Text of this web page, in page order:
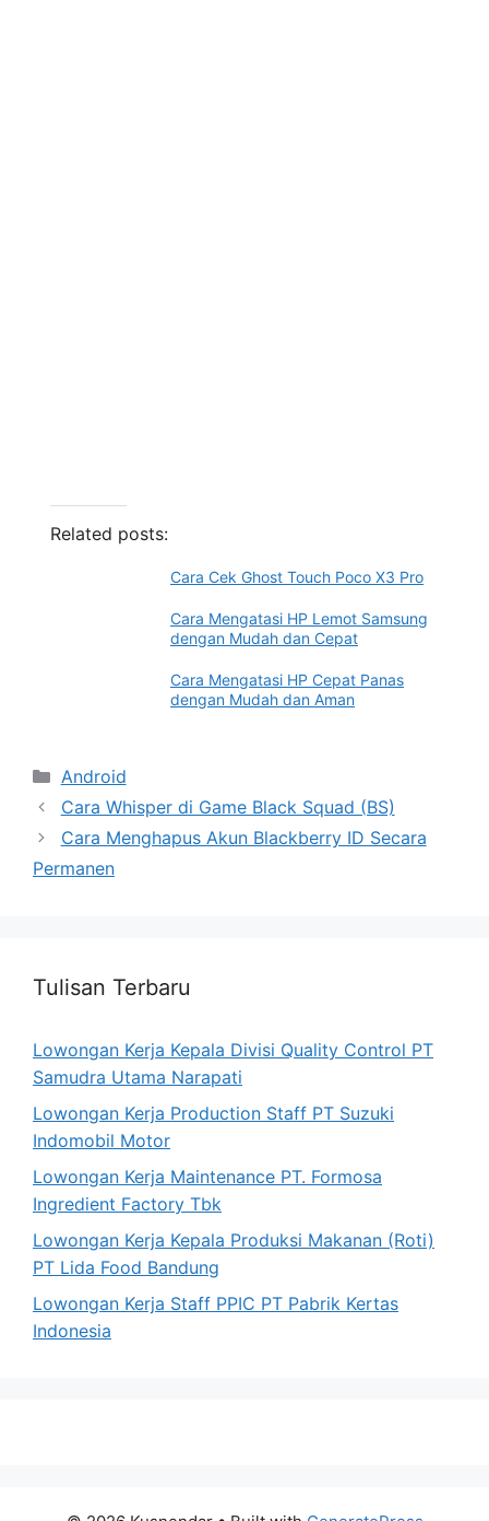
Related posts:
Cara Cek Ghost Touch Poco X3 Pro
Cara Mengatasi HP Lemot Samsung
dengan Mudah dan Cepat
Cara Mengatasi HP Cepat Panas
dengan Mudah dan Aman
Categories
Android
Cara Whisper di Game Black Squad (BS)
Cara Menghapus Akun Blackberry ID Secara
Permanen
Tulisan Terbaru
Lowongan Kerja Kepala Divisi Quality Control PT
Samudra Utama Narapati
Lowongan Kerja Production Staff PT Suzuki
Indomobil Motor
Lowongan Kerja Maintenance PT. Formosa
Ingredient Factory Tbk
Lowongan Kerja Kepala Produksi Makanan (Roti)
PT Lida Food Bandung
Lowongan Kerja Staff PPIC PT Pabrik Kertas
Indonesia